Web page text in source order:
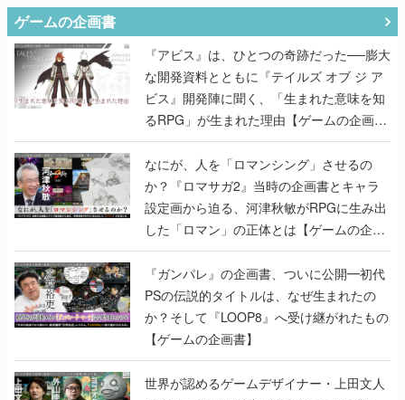
ゲームの企画書
『アビス』は、ひとつの奇跡だった──膨大
な開発資料とともに『テイルズ オブ ジ ア
ビス』開発陣に聞く、「生まれた意味を知
るRPG」が生まれた理由【ゲームの企画
書】
なにが、人を「ロマンシング」させるの
か？『ロマサガ2』当時の企画書とキャラ
設定画から迫る、河津秋敏がRPGに生み出
した「ロマン」の正体とは【ゲームの企画
書】
『ガンパレ』の企画書、ついに公開━初代
PSの伝説的タイトルは、なぜ生まれたの
か？そして『LOOP8』へ受け継がれたもの
【ゲームの企画書】
世界が認めるゲームデザイナー・上田文人